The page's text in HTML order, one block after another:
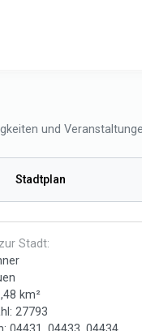
und
Stadtplan
Stadt:
km²
27793